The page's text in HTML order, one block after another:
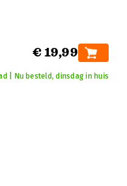
€ 19,99
| Nu besteld, dinsdag in huis